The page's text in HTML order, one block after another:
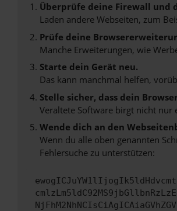
Überprüfe deine Firewall und
Laden andere Webseiten, zum
Prüfe deine
Manche Erweiterungen, wie
Starte dein Gerät neu.
Das kann manchmal helfen,
Stelle sicher, dass dein
Veraltete Software birgt nicht
Wende dich an den
Wenn du alle oben genannten
Fehlersuche zu unterstützen: